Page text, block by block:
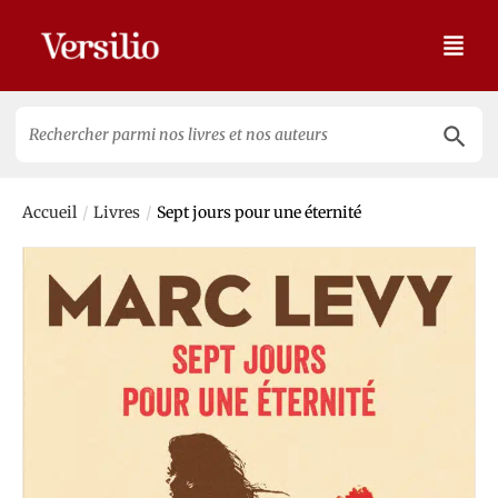
for:
Accueil / Livres / Sept jours pour une éternité